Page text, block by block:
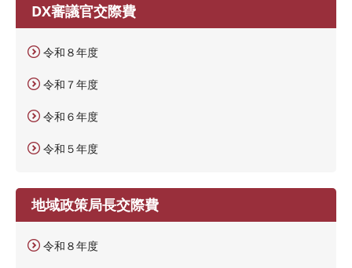
DX審議官交際費
令和８年度
令和７年度
令和６年度
令和５年度
地域政策局長交際費
令和８年度